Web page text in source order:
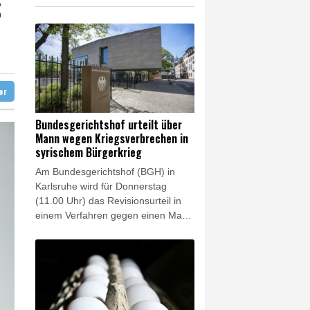
in München
Eier spenden
Bundesgerichtshof urteilt über
Mann wegen Kriegsverbrechen in
syrischem Bürgerkrieg
Am Bundesgerichtshof (BGH) in
Karlsruhe wird für Donnerstag
(11.00 Uhr) das Revisionsurteil in
einem Verfahren gegen einen Mann
Menschlichkeit und
Kriegsverbrechen im syrischen
Bürgerkrieg erwartet. Als Anführer
einer bewaffneten schiitischen Miliz
mit Verbindungen zur Hisbollah soll